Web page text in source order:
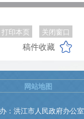
打印本页 关闭窗口
稿件收藏
：洪江市人民政府办公室
网站地图